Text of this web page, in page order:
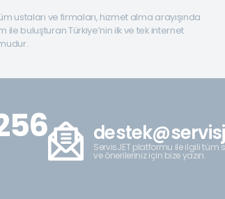
ustaları ve firmaları, hizmet alma arayışında
ile buluşturan Türkiye’nin ilk ve tek internet
ServisJET platformu ile ilgili tüm
ve önerileriniz için bize yazın.